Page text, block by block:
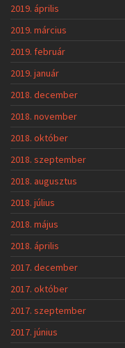
2019. április
2019. március
2019. február
2019. január
2018. december
2018. november
2018. október
2018. szeptember
2018. augusztus
2018. július
2018. május
2018. április
2017. december
2017. október
2017. szeptember
2017. június